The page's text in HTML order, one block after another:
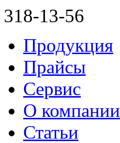
318-13-56
Продукция
Прайсы
Сервис
О компании
Статьи